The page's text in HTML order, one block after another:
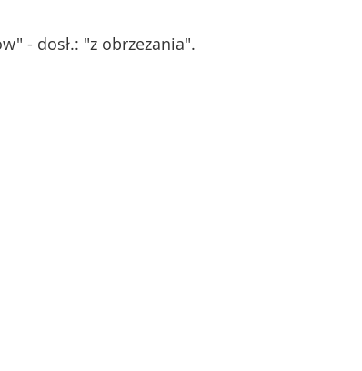
- dosł.: "z obrzezania".